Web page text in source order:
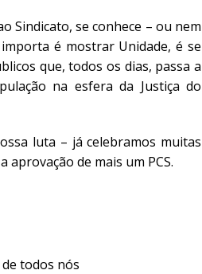
Sindicato, se conhece – ou nem
é mostrar Unidade, é se
que, todos os dias, passa a
na esfera da Justiça do
luta – já celebramos muitas
aprovação de mais um PCS.
todos nós